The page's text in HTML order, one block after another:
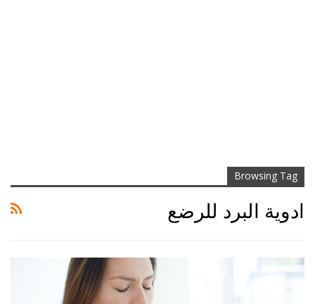
Browsing Tag
ادوية البرد للرضع